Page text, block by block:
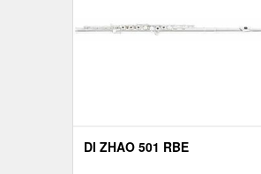
DI ZHAO 501 RBE